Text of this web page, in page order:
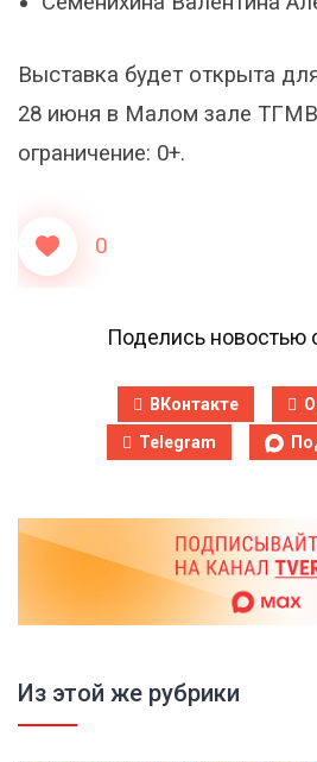
Выставка будет открыта
28 июня в Малом зале
ограничение: 0+.
0
Поделись новостью
ВКонтакте
Telegram
Из этой же рубрики